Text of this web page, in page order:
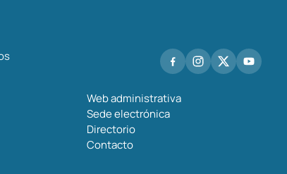
Web administrativa
Sede electrónica
Directorio
Contacto